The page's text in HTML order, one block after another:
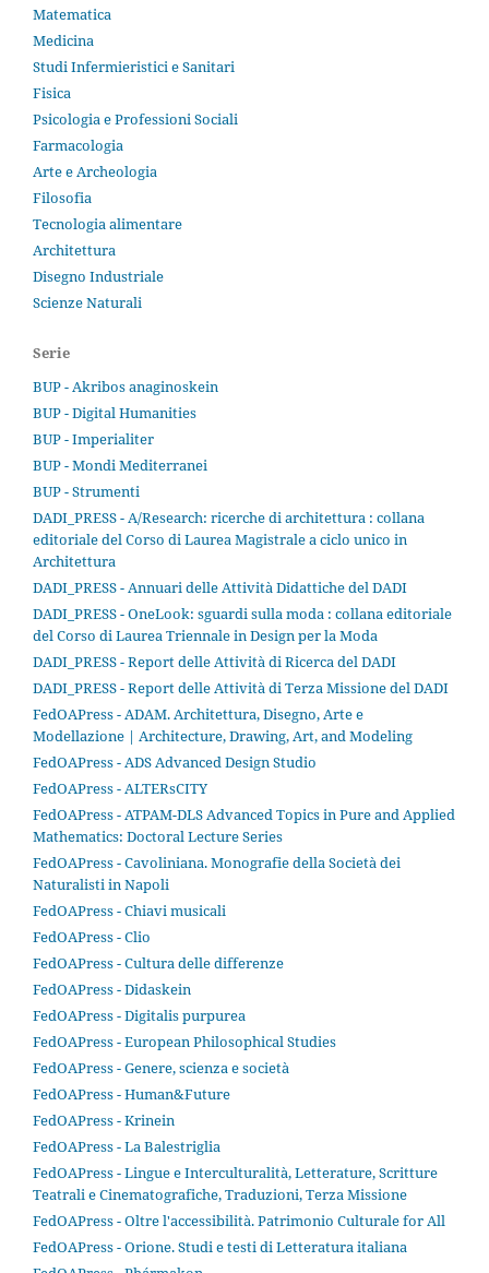
Matematica
Medicina
Studi Infermieristici e Sanitari
Fisica
Psicologia e Professioni Sociali
Farmacologia
Arte e Archeologia
Filosofia
Tecnologia alimentare
Architettura
Disegno Industriale
Scienze Naturali
Serie
BUP - Akribos anaginoskein
BUP - Digital Humanities
BUP - Imperialiter
BUP - Mondi Mediterranei
BUP - Strumenti
DADI_PRESS - A/Research: ricerche di architettura : collana
editoriale del Corso di Laurea Magistrale a ciclo unico in
Architettura
DADI_PRESS - Annuari delle Attività Didattiche del DADI
DADI_PRESS - OneLook: sguardi sulla moda : collana editoriale
del Corso di Laurea Triennale in Design per la Moda
DADI_PRESS - Report delle Attività di Ricerca del DADI
DADI_PRESS - Report delle Attività di Terza Missione del DADI
FedOAPress - ADAM. Architettura, Disegno, Arte e
Modellazione | Architecture, Drawing, Art, and Modeling
FedOAPress - ADS Advanced Design Studio
FedOAPress - ALTERsCITY
FedOAPress - ATPAM-DLS Advanced Topics in Pure and Applied
Mathematics: Doctoral Lecture Series
FedOAPress - Cavoliniana. Monografie della Società dei
Naturalisti in Napoli
FedOAPress - Chiavi musicali
FedOAPress - Clio
FedOAPress - Cultura delle differenze
FedOAPress - Didaskein
FedOAPress - Digitalis purpurea
FedOAPress - European Philosophical Studies
FedOAPress - Genere, scienza e società
FedOAPress - Human&Future
FedOAPress - Krinein
FedOAPress - La Balestriglia
FedOAPress - Lingue e Interculturalità, Letterature, Scritture
Teatrali e Cinematografiche, Traduzioni, Terza Missione
FedOAPress - Oltre l'accessibilità. Patrimonio Culturale for All
FedOAPress - Orione. Studi e testi di Letteratura italiana